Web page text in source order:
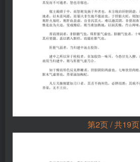
第2页 / 共19页